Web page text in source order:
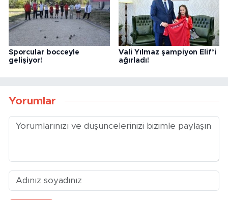
Sporcular bocceyle
gelişiyor!
Vali Yılmaz şampiyon Elif’i
ağırladı!
Yorumlar